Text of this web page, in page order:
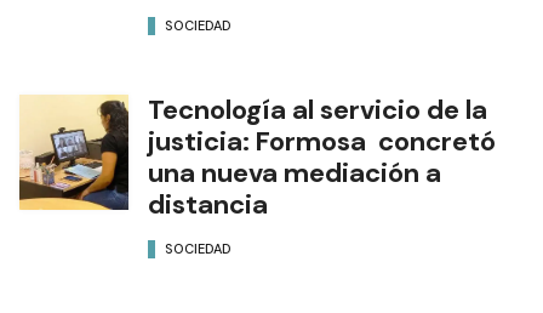
SOCIEDAD
Tecnología al servicio de la
justicia: Formosa concretó
una nueva mediación a
distancia
SOCIEDAD